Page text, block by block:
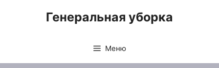
Генеральная уборка
Меню